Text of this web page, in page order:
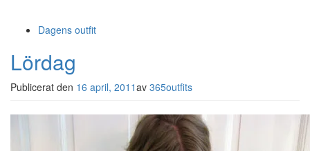
Dagens outfit
Lördag
Publicerat den 16 april, 2011av 365outfits